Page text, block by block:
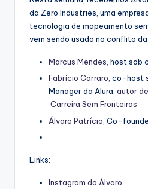
da Zero Industries, uma
tecnologia de mapeamento
vem sendo usada no conflito da
⁠⁠Marcus Mendes⁠⁠, host sob
⁠⁠Fabrício Carraro⁠⁠, co-host
Manager da Alura, ⁠⁠autor
Carreira Sem Fronteiras
Álvaro Patrício , Co-
Links:
Instagram do Álvaro